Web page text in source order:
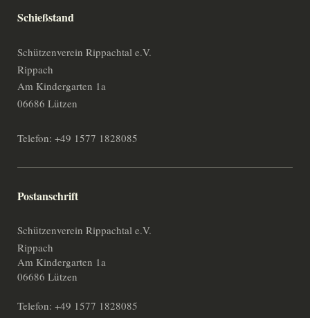
Schießstand
Schützenverein Rippachtal e.V.
Rippach
Am Kindergarten 1a
06686 Lützen
Telefon: +49 1577 1828085
Postanschrift
Schützenverein Rippachtal e.V.
Rippach
Am Kindergarten 1a
06686 Lützen
Telefon: +49 1577 1828085